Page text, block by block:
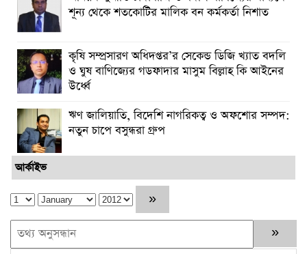
শূন্য থেকে শতকোটির মালিক বন কর্মকর্তা নিশাত
কৃষি সম্প্রসারণ অধিদপ্তর’র সেকেন্ড ডিজি খ্যাত বদলি
ও ঘুষ বাণিজ্যের গডফাদার মাসুম বিল্লাহ কি আইনের
উর্ধ্বে
ঋণ জালিয়াতি, বিদেশি নাগরিকত্ব ও অফশোর সম্পদ:
নতুন চাপে বসুন্ধরা গ্রুপ
আর্কাইভ